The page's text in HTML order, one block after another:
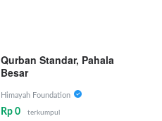
Qurban Standar, Pahala
Besar
Himayah Foundation
Rp 0 terkumpul